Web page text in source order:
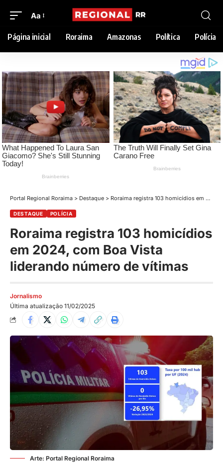
Aa
Página inicial Roraima Amazonas Política Polícia
Portal Regional Roraima > Destaque > Roraima registra 103 homicídios em 2024, com Boa Vista liderando número de vítimas
DESTAQUE POLÍCIA
Roraima registra 103 homicídios
em 2024, com Boa Vista
liderando número de vítimas
Última atualização 11/02/2025
Jornalismo
Arte: Portal Regional Roraima